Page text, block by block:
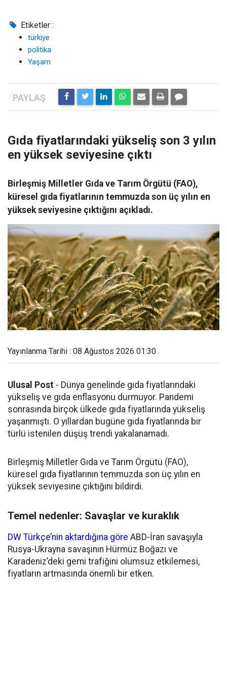
Etiketler :
türkiye
politika
Yaşam
Gıda fiyatlarındaki yükseliş son 3 yılın
en yüksek seviyesine çıktı
Birleşmiş Milletler Gıda ve Tarım Örgütü (FAO),
küresel gıda fiyatlarının temmuzda son üç yılın en
yüksek seviyesine çıktığını açıkladı.
Yayınlanma Tarihi : 08 Ağustos 2026 01:30
Ulusal Post - Dünya genelinde gıda fiyatlarındaki
yükseliş ve gıda enflasyonu durmuyor. Pandemi
sonrasında birçok ülkede gıda fiyatlarında yükseliş
yaşanmıştı. O yıllardan bugüne gıda fiyatlarında bir
türlü istenilen düşüş trendi yakalanamadı.
Birleşmiş Milletler Gıda ve Tarım Örgütü (FAO),
küresel gıda fiyatlarının temmuzda son üç yılın en
yüksek seviyesine çıktığını bildirdi.
Temel nedenler: Savaşlar ve kuraklık
DW Türkçe’nin aktardığına göre ABD-İran savaşıyla
Rusya-Ukrayna savaşının Hürmüz Boğazı ve
Karadeniz’deki gemi trafiğini olumsuz etkilemesi,
fiyatların artmasında önemli bir etken.